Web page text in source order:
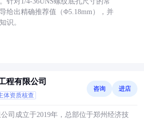
给出精确推荐值（Φ5.18mm），并
识。
程有限公司
体资质核查
咨询 进店
司成立于2019年，总部位于郑州经济技